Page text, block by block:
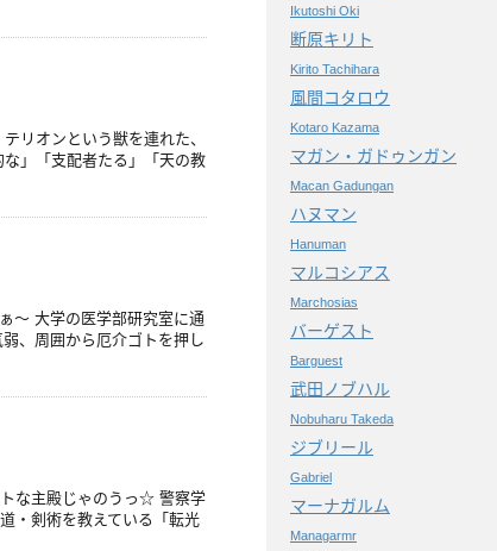
リオンという獣を連れた、
」「支配者たる」「天の教
～ 大学の医学部研究室に通
、周囲から厄介ゴトを押し
な主殿じゃのうっ☆ 警察学
・剣術を教えている「転光
Ikutoshi Oki
断原キリト
Kirito Tachihara
風間コタロウ
Kotaro Kazama
マガン・ガドゥンガン
Macan Gadungan
ハヌマン
Hanuman
マルコシアス
Marchosias
バーゲスト
Barguest
武田ノブハル
Nobuharu Takeda
ジブリール
Gabriel
マーナガルム
Managarmr